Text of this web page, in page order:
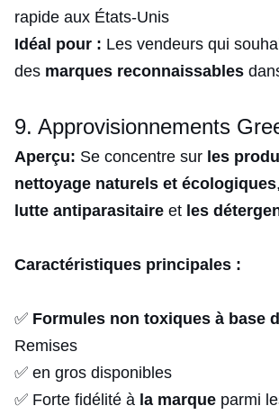
rapide aux États-Unis
Idéal pour : Les vendeurs qui
des marques reconnaissables
9. Approvisionnements
Aperçu: Se concentre sur les
nettoyage naturels et écologiques
lutte antiparasitaire et les
Caractéristiques principales :
✅ Formules non toxiques à base
Remises
✅ en gros disponibles
✅ Forte fidélité à la marque parmi